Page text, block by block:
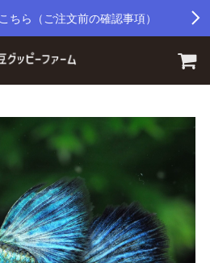
ちら（ご注文前の確認事項）